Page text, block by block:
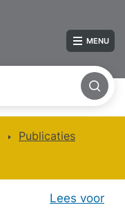
MENU
Publicaties
Lees voor